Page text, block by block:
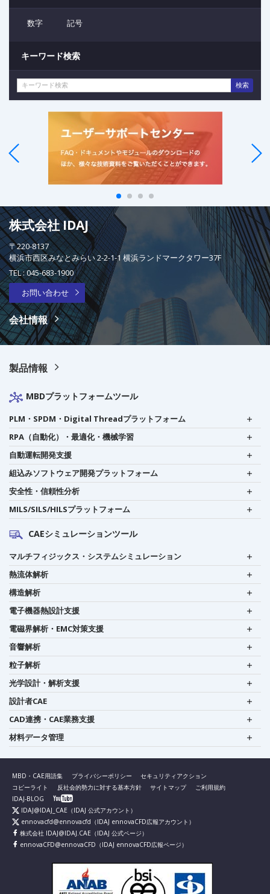
数字 記号
キーワード検索
検索
株式会社 IDAJ
〒220-8137
横浜市西区みなとみらい 2-2-1-1 横浜ランドマークタワー37F
TEL :045-683-1900
お問い合わせ
会社情報
製品情報
MBDプラットフォームツール
PLM・SPDM・Digital Threadプラットフォーム
RPA（自動化）・最適化・機械学習
自動運転開発支援
組込みソフトウェア開発プラットフォーム
安全性・信頼性分析
MILS/SILS/HILSプラットフォーム
CAEシミュレーションツール
マルチフィジックス・システムシミュレーション
熱流体解析
構造解析
電子機器熱設計支援
電磁界解析・EMC対策支援
音響解析
粒子解析
光学設計・解析支援
設計者CAE
CAD連携・CAE業務支援
材料データ管理
MBD・CAE用語集 プライバシーポリシー
セキュリティアクション
コピーライト
反社会的勢力に対する基本方針 サイトマップ
ご利用規約
IDAJ-BLOG
IDAJ@IDAJ_CAE （IDAJ 公式アカウント）
ennovacfd@ennovacfd （IDAJ ennovaCFD広報アカウント）
株式会社 IDAJ@IDAJ.CAE （IDAJ 公式ページ）
ennovaCFD@ennovaCFD （IDAJ ennovaCFD広報ページ）